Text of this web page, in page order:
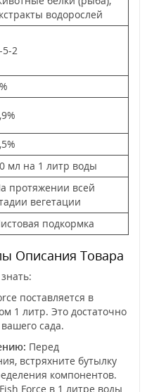
водорослей
5-2
мл на 1 литр воды
протяжении всей
вегетации
подкормка
Описания Товара
поставляется в
1 литр. Это достаточно
сада.
Перед
встряхните бутылку
компонентов.
Force в 1 литре воды